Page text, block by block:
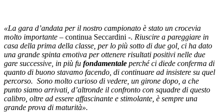
«La gara d’andata per il nostro campionato è stato un crocevia
molto importante – continua Seccardini -. Riuscire a pareggiare in
casa della prima della classe, per lo più sotto di due gol, ci ha dato
una grande spinta emotiva per ottenere risultati positivi nelle due
gare successive, in più fu fondamentale perché ci diede conferma di
quanto di buono stavamo facendo, di continuare ad insistere su quel
percorso. Sono molto curioso di vedere, un girone dopo, a che
punto siamo arrivati, d’altronde il confronto con squadre di questo
calibro, oltre ad essere affascinante e stimolante, è sempre una
grande prova di maturità».